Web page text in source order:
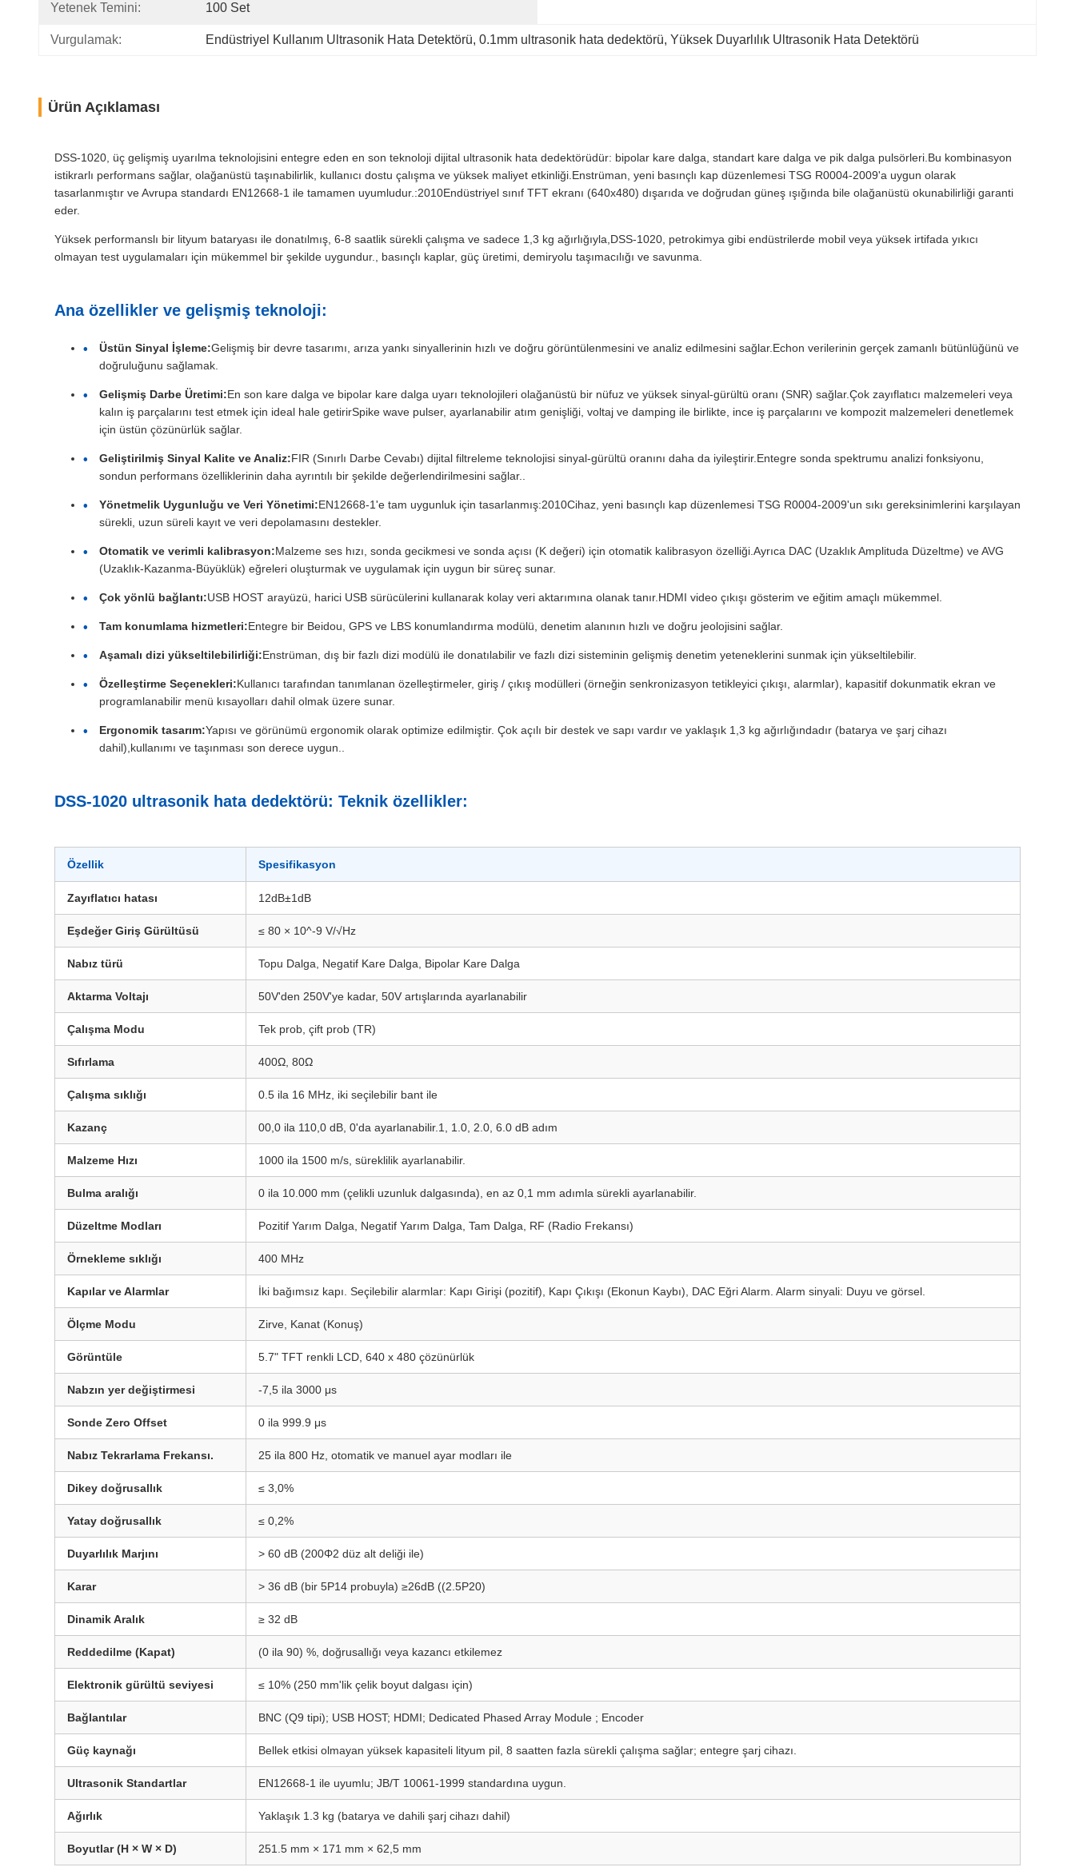
Yetenek Temini: 100 Set
Vurgulamak: Endüstriyel Kullanım Ultrasonik Hata Detektörü, 0.1mm ultrasonik hata dedektörü, Yüksek Duyarlılık Ultrasonik Hata Detektörü
Ürün Açıklaması
DSS-1020, üç gelişmiş uyarılma teknolojisini entegre eden en son teknoloji dijital ultrasonik hata dedektörüdür: bipolar kare dalga, standart kare dalga ve pik dalga pulsörleri.Bu kombinasyon
istikrarlı performans sağlar, olağanüstü taşınabilirlik, kullanıcı dostu çalışma ve yüksek maliyet etkinliği.Enstrüman, yeni basınçlı kap düzenlemesi TSG R0004-2009'a uygun olarak
tasarlanmıştır ve Avrupa standardı EN12668-1 ile tamamen uyumludur.:2010Endüstriyel sınıf TFT ekranı (640x480) dışarıda ve doğrudan güneş ışığında bile olağanüstü okunabilirliği garanti
eder.
Yüksek performanslı bir lityum bataryası ile donatılmış, 6-8 saatlik sürekli çalışma ve sadece 1,3 kg ağırlığıyla,DSS-1020, petrokimya gibi endüstrilerde mobil veya yüksek irtifada yıkıcı
olmayan test uygulamaları için mükemmel bir şekilde uygundur., basınçlı kaplar, güç üretimi, demiryolu taşımacılığı ve savunma.
Ana özellikler ve gelişmiş teknoloji:
Üstün Sinyal İşleme:Gelişmiş bir devre tasarımı, arıza yankı sinyallerinin hızlı ve doğru görüntülenmesini ve analiz edilmesini sağlar.Echon verilerinin gerçek zamanlı bütünlüğünü ve
doğruluğunu sağlamak.
Gelişmiş Darbe Üretimi:En son kare dalga ve bipolar kare dalga uyarı teknolojileri olağanüstü bir nüfuz ve yüksek sinyal-gürültü oranı (SNR) sağlar.Çok zayıflatıcı malzemeleri veya
kalın iş parçalarını test etmek için ideal hale getirirSpike wave pulser, ayarlanabilir atım genişliği, voltaj ve damping ile birlikte, ince iş parçalarını ve kompozit malzemeleri denetlemek
için üstün çözünürlük sağlar.
Geliştirilmiş Sinyal Kalite ve Analiz:FIR (Sınırlı Darbe Cevabı) dijital filtreleme teknolojisi sinyal-gürültü oranını daha da iyileştirir.Entegre sonda spektrumu analizi fonksiyonu,
sondun performans özelliklerinin daha ayrıntılı bir şekilde değerlendirilmesini sağlar..
Yönetmelik Uygunluğu ve Veri Yönetimi:EN12668-1'e tam uygunluk için tasarlanmış:2010Cihaz, yeni basınçlı kap düzenlemesi TSG R0004-2009'un sıkı gereksinimlerini karşılayan
sürekli, uzun süreli kayıt ve veri depolamasını destekler.
Otomatik ve verimli kalibrasyon:Malzeme ses hızı, sonda gecikmesi ve sonda açısı (K değeri) için otomatik kalibrasyon özelliği.Ayrıca DAC (Uzaklık Amplituda Düzeltme) ve AVG
(Uzaklık-Kazanma-Büyüklük) eğreleri oluşturmak ve uygulamak için uygun bir süreç sunar.
Çok yönlü bağlantı:USB HOST arayüzü, harici USB sürücülerini kullanarak kolay veri aktarımına olanak tanır.HDMI video çıkışı gösterim ve eğitim amaçlı mükemmel.
Tam konumlama hizmetleri:Entegre bir Beidou, GPS ve LBS konumlandırma modülü, denetim alanının hızlı ve doğru jeolojisini sağlar.
Aşamalı dizi yükseltilebilirliği:Enstrüman, dış bir fazlı dizi modülü ile donatılabilir ve fazlı dizi sisteminin gelişmiş denetim yeteneklerini sunmak için yükseltilebilir.
Özelleştirme Seçenekleri:Kullanıcı tarafından tanımlanan özelleştirmeler, giriş / çıkış modülleri (örneğin senkronizasyon tetikleyici çıkışı, alarmlar), kapasitif dokunmatik ekran ve
programlanabilir menü kısayolları dahil olmak üzere sunar.
Ergonomik tasarım:Yapısı ve görünümü ergonomik olarak optimize edilmiştir. Çok açılı bir destek ve sapı vardır ve yaklaşık 1,3 kg ağırlığındadır (batarya ve şarj cihazı
dahil),kullanımı ve taşınması son derece uygun..
DSS-1020 ultrasonik hata dedektörü: Teknik özellikler:
Özellik Spesifikasyon
Zayıflatıcı hatası 12dB±1dB
Eşdeğer Giriş Gürültüsü ≤ 80 × 10^-9 V/√Hz
Nabız türü Topu Dalga, Negatif Kare Dalga, Bipolar Kare Dalga
Aktarma Voltajı 50V'den 250V'ye kadar, 50V artışlarında ayarlanabilir
Çalışma Modu Tek prob, çift prob (TR)
Sıfırlama 400Ω, 80Ω
Çalışma sıklığı 0.5 ila 16 MHz, iki seçilebilir bant ile
Kazanç 00,0 ila 110,0 dB, 0'da ayarlanabilir.1, 1.0, 2.0, 6.0 dB adım
Malzeme Hızı 1000 ila 1500 m/s, süreklilik ayarlanabilir.
Bulma aralığı 0 ila 10.000 mm (çelikli uzunluk dalgasında), en az 0,1 mm adımla sürekli ayarlanabilir.
Düzeltme Modları Pozitif Yarım Dalga, Negatif Yarım Dalga, Tam Dalga, RF (Radio Frekansı)
Örnekleme sıklığı 400 MHz
Kapılar ve Alarmlar İki bağımsız kapı. Seçilebilir alarmlar: Kapı Girişi (pozitif), Kapı Çıkışı (Ekonun Kaybı), DAC Eğri Alarm. Alarm sinyali: Duyu ve görsel.
Ölçme Modu Zirve, Kanat (Konuş)
Görüntüle 5.7" TFT renkli LCD, 640 x 480 çözünürlük
Nabzın yer değiştirmesi -7,5 ila 3000 μs
Sonde Zero Offset 0 ila 999.9 μs
Nabız Tekrarlama Frekansı. 25 ila 800 Hz, otomatik ve manuel ayar modları ile
Dikey doğrusallık ≤ 3,0%
Yatay doğrusallık ≤ 0,2%
Duyarlılık Marjını > 60 dB (200Φ2 düz alt deliği ile)
Karar > 36 dB (bir 5P14 probuyla) ≥26dB ((2.5P20)
Dinamik Aralık ≥ 32 dB
Reddedilme (Kapat) (0 ila 90) %, doğrusallığı veya kazancı etkilemez
Elektronik gürültü seviyesi ≤ 10% (250 mm'lik çelik boyut dalgası için)
Bağlantılar BNC (Q9 tipi); USB HOST; HDMI; Dedicated Phased Array Module ; Encoder
Güç kaynağı Bellek etkisi olmayan yüksek kapasiteli lityum pil, 8 saatten fazla sürekli çalışma sağlar; entegre şarj cihazı.
Ultrasonik Standartlar EN12668-1 ile uyumlu; JB/T 10061-1999 standardına uygun.
Ağırlık Yaklaşık 1.3 kg (batarya ve dahili şarj cihazı dahil)
Boyutlar (H × W × D) 251.5 mm × 171 mm × 62,5 mm